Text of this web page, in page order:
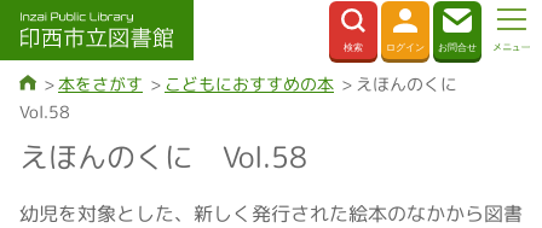
本をさがす こどもにおすすめの本
えほんのくに
Vol.58
えほんのくに Vol.58
幼児を対象とした、新しく発行された絵本のなかから図書